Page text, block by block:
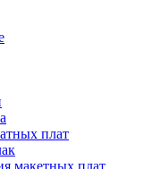
плат
макетных плат